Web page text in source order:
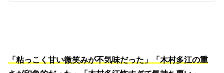
「粘っこく甘い微笑みが不気味だった」「木村多江の重